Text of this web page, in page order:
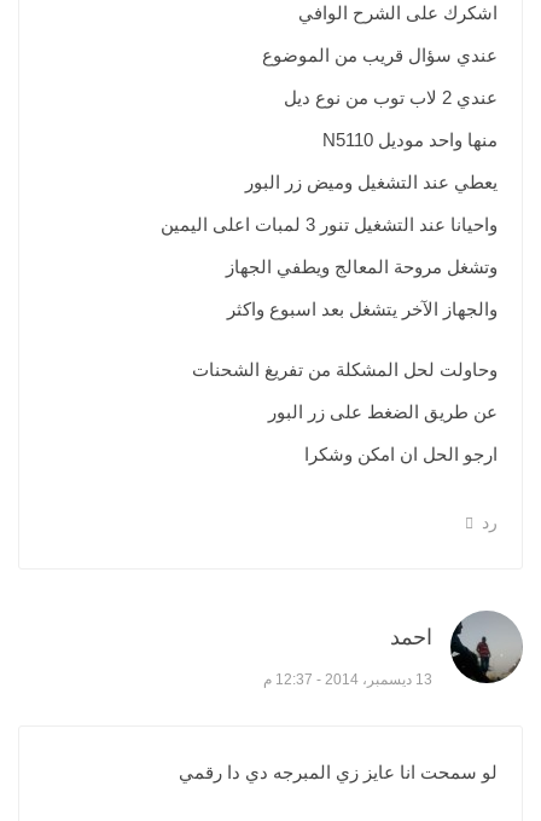
اشكرك على الشرح الوافي
عندي سؤال قريب من الموضوع
عندي 2 لاب توب من نوع ديل
منها واحد موديل N5110
يعطي عند التشغيل وميض زر البور
واحيانا عند التشغيل تنور 3 لمبات اعلى اليمين
وتشغل مروحة المعالج ويطفي الجهاز
والجهاز الآخر يتشغل بعد اسبوع واكثر
وحاولت لحل المشكلة من تفريغ الشحنات
عن طريق الضغط على زر البور
ارجو الحل ان امكن وشكرا
رد
احمد
13 ديسمبر، 2014 - 12:37 م
لو سمحت انا عايز زي المبرجه دي دا رقمي